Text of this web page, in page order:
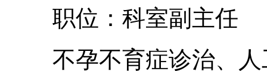
职位：科室副主任
不孕不育症诊治、